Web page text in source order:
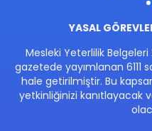
YASAL
Mesleki Yeterlilik
gazetede yayımlanan 6111
hale getirilmiştir. Bu
yetkinliğinizi kanıtlayacak